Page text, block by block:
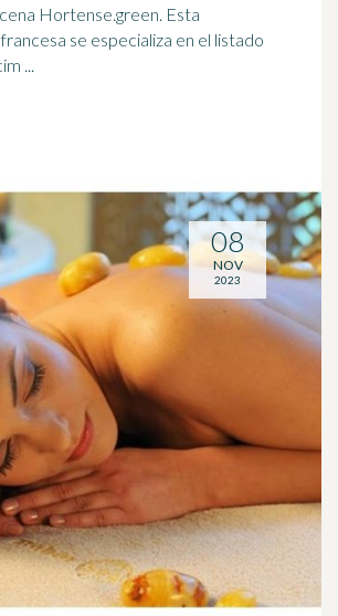
Hortense.green. Esta
se especializa en el listado
...
08
NOV
2023